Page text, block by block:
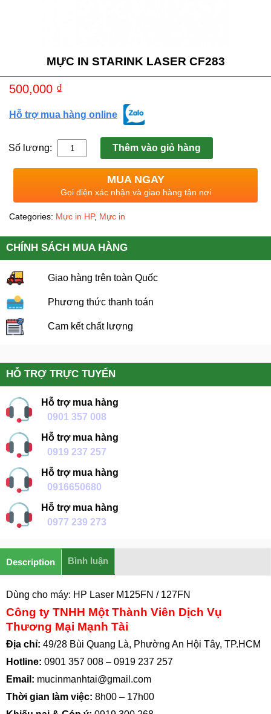
MỰC IN STARINK LASER CF283
500,000 ₫
Hỗ trợ mua hàng online
Số lượng: Thêm vào giỏ hàng
MUA NGAY
Gọi điện xác nhận và giao hàng tận nơi
Categories: Mực in HP, Mực in
CHÍNH SÁCH MUA HÀNG
Giao hàng trên toàn Quốc
Phương thức thanh toán
Cam kết chất lượng
HỖ TRỢ TRỰC TUYẾN
Hỗ trợ mua hàng
0901 357 008
Hỗ trợ mua hàng
0919 237 257
Hỗ trợ mua hàng
0916650680
Hỗ trợ mua hàng
0977 239 273
Description Bình luận
Dùng cho máy: HP Laser M125FN / 127FN
Công ty TNHH Một Thành Viên Dịch Vụ
Thương Mại Mạnh Tài
Địa chỉ: 49/28 Bùi Quang Là, Phường An Hội Tây, TP.HCM
Hotline: 0901 357 008 – 0919 237 257
Email: mucinmanhtai@gmail.com
Thời gian làm việc: 8h00 – 17h00